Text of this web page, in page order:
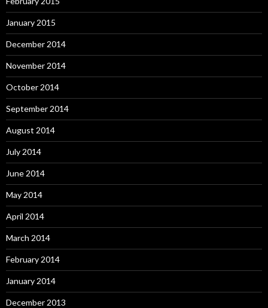
January 2015
December 2014
November 2014
October 2014
September 2014
August 2014
July 2014
June 2014
May 2014
April 2014
March 2014
February 2014
January 2014
December 2013